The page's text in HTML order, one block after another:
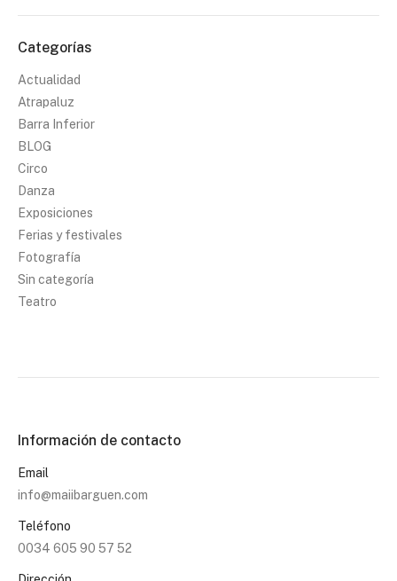
Categorías
Actualidad
Atrapaluz
Barra Inferior
BLOG
Circo
Danza
Exposiciones
Ferias y festivales
Fotografía
Sin categoría
Teatro
Información de contacto
Email
info@maiibarguen.com
Teléfono
0034 605 90 57 52